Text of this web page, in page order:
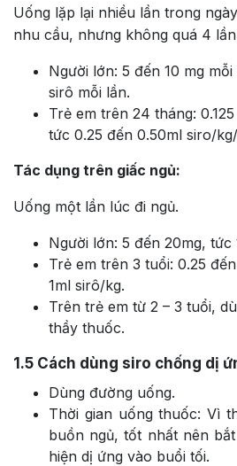
Uống lặp lại nhiều lần trong
nhu cầu, nhưng không quá 4
Người lớn: 5 đến 10 mg
sirô mỗi lần.
Trẻ em trên 24 tháng:
tức 0.25 đến 0.50ml siro/
Tác dụng trên giấc ngủ:
Uống một lần lúc đi ngủ.
Người lớn: 5 đến 20mg, tức
Trẻ em trên 3 tuổi: 0.25
1ml sirô/kg.
Trên trẻ em từ 2 – 3 tuổi,
thầy thuốc.
1.5 Cách dùng siro chống dị
Dùng đường uống.
Thời gian uống thuốc: Vì
buồn ngủ, tốt nhất nên
hiện dị ứng vào buổi tối.